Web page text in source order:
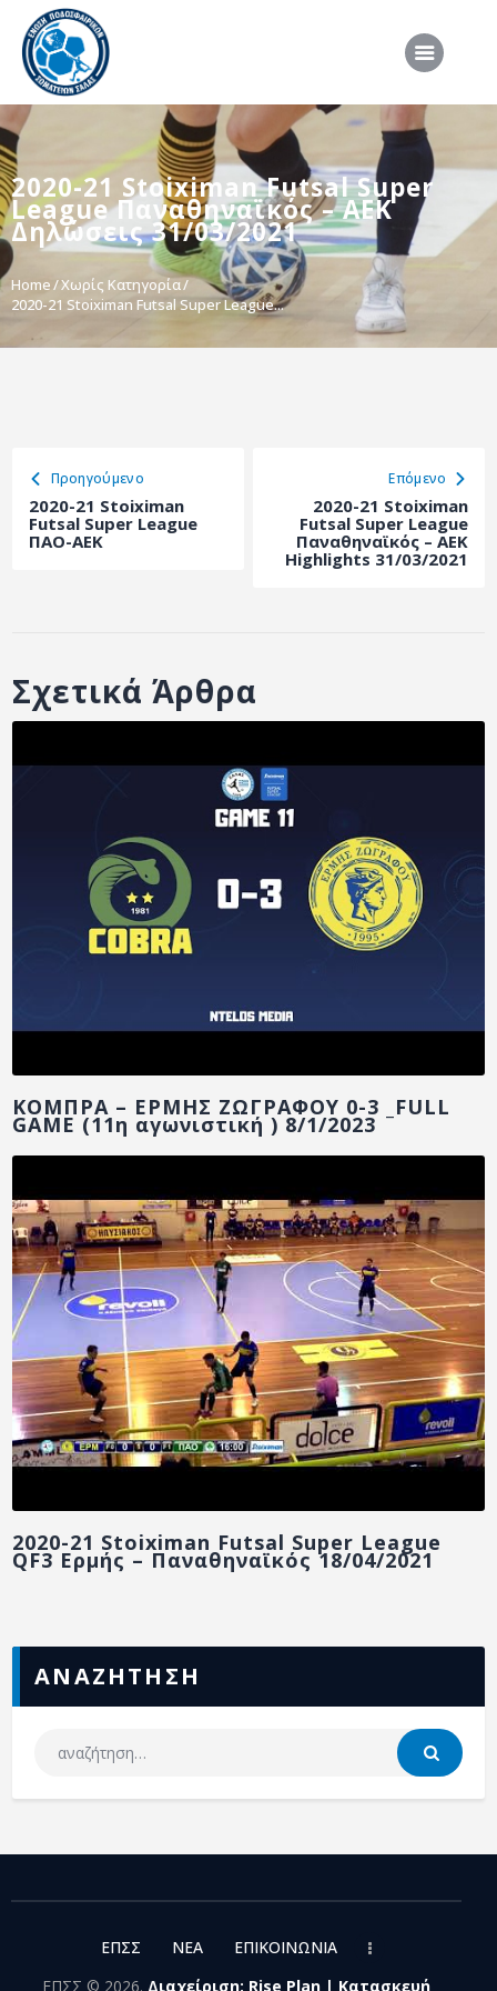
2020-21 Stoiximan Futsal Super
League Παναθηναϊκός – ΑΕΚ
Δηλώσεις 31/03/2021
Home Χωρίς Κατηγορία
2020-21 Stoiximan Futsal Super League...
ΑΡΧΙΚΗ
ΕΠΣΣ
ΔΙΟΡΓΑΝΩΣΕΙΣ
ΠΡΟΕΘΝΙΚΕΣ ΟΜΑΔΕΣ
ΔΙΑΙΤΗΣΙΑ
ΝΕΑ
ΧΡΗΣΙΜΑ
ΑΡΧΕΙΟ
ΕΠΙΚΟΙΝΩΝΙΑ
Προηγούμενο
2020-21 Stoiximan
Futsal Super League
ΠΑΟ-ΑΕΚ
Eπόμενο
2020-21 Stoiximan
Futsal Super League
Παναθηναϊκός – ΑΕΚ
Highlights 31/03/2021
Σχετικά Άρθρα
ΚΟΜΠΡΑ – ΕΡΜΗΣ ΖΩΓΡΑΦΟΥ 0-3 _FULL
GAME (11η αγωνιστική ) 8/1/2023
2020-21 Stoiximan Futsal Super League
QF3 Ερμής – Παναθηναϊκός 18/04/2021
ΑΝΑΖΗΤΗΣΗ
ΕΠΣΣ NEA
ΕΠΙΚΟΙΝΩΝΙΑ
ΕΠΣΣ © 2026. Διαχείριση: Rise Plan | Κατασκευή